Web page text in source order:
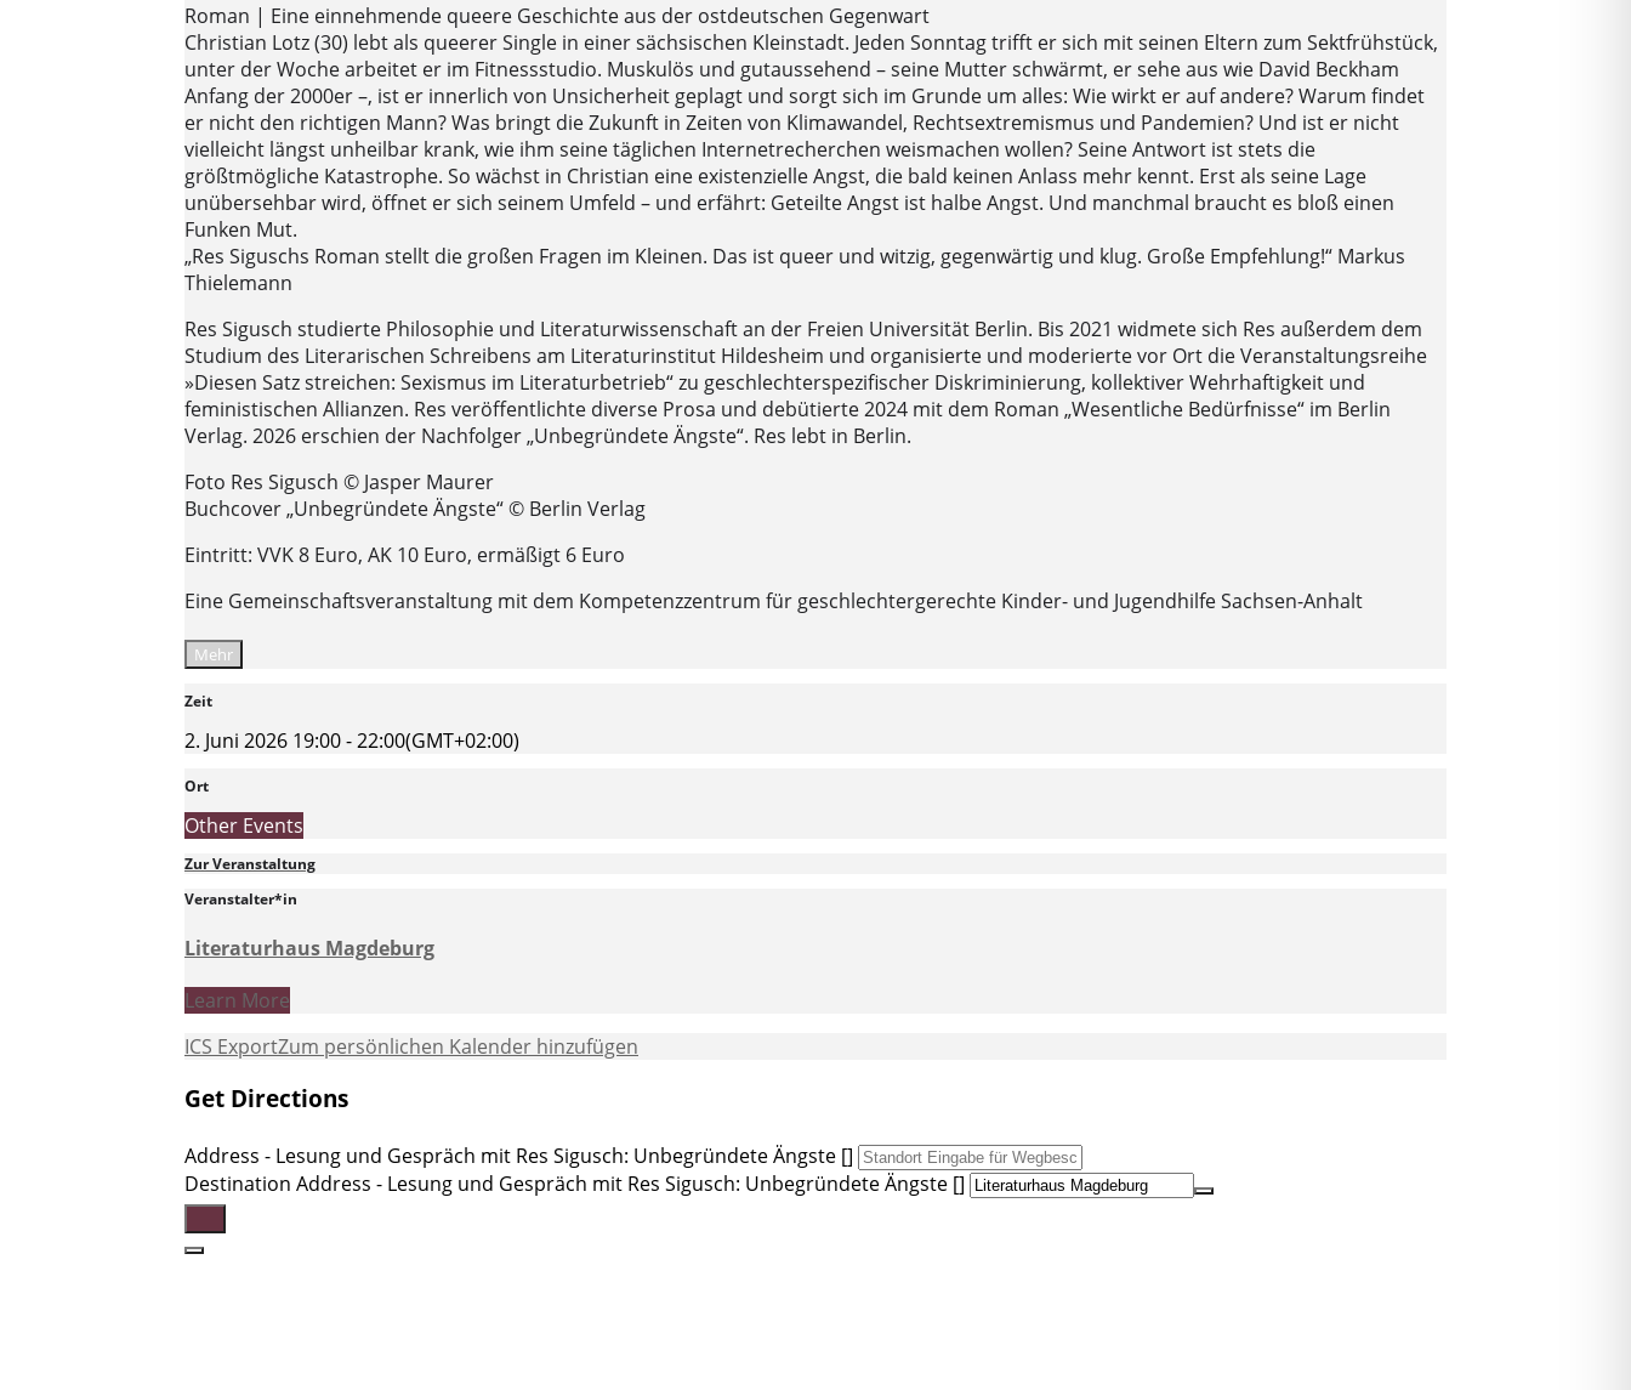
Roman | Eine einnehmende queere Geschichte aus der ostdeutschen Gegenwart
Christian Lotz (30) lebt als queerer Single in einer sächsischen Kleinstadt. Jeden Sonntag trifft er sich mit seinen Eltern zum Sektfrühstück,
unter der Woche arbeitet er im Fitnessstudio. Muskulös und gutaussehend – seine Mutter schwärmt, er sehe aus wie David Beckham
Anfang der 2000er –, ist er innerlich von Unsicherheit geplagt und sorgt sich im Grunde um alles: Wie wirkt er auf andere? Warum findet
er nicht den richtigen Mann? Was bringt die Zukunft in Zeiten von Klimawandel, Rechtsextremismus und Pandemien? Und ist er nicht
vielleicht längst unheilbar krank, wie ihm seine täglichen Internetrecherchen weismachen wollen? Seine Antwort ist stets die
größtmögliche Katastrophe. So wächst in Christian eine existenzielle Angst, die bald keinen Anlass mehr kennt. Erst als seine Lage
unübersehbar wird, öffnet er sich seinem Umfeld – und erfährt: Geteilte Angst ist halbe Angst. Und manchmal braucht es bloß einen
Funken Mut.
„Res Siguschs Roman stellt die großen Fragen im Kleinen. Das ist queer und witzig, gegenwärtig und klug. Große Empfehlung!“ Markus
Thielemann
Res Sigusch studierte Philosophie und Literaturwissenschaft an der Freien Universität Berlin. Bis 2021 widmete sich Res außerdem dem
Studium des Literarischen Schreibens am Literaturinstitut Hildesheim und organisierte und moderierte vor Ort die Veranstaltungsreihe
»Diesen Satz streichen: Sexismus im Literaturbetrieb“ zu geschlechterspezifischer Diskriminierung, kollektiver Wehrhaftigkeit und
feministischen Allianzen. Res veröffentlichte diverse Prosa und debütierte 2024 mit dem Roman „Wesentliche Bedürfnisse“ im Berlin
Verlag. 2026 erschien der Nachfolger „Unbegründete Ängste“. Res lebt in Berlin.
Foto Res Sigusch © Jasper Maurer
Buchcover „Unbegründete Ängste“ © Berlin Verlag
Eintritt: VVK 8 Euro, AK 10 Euro, ermäßigt 6 Euro
Eine Gemeinschaftsveranstaltung mit dem Kompetenzzentrum für geschlechtergerechte Kinder- und Jugendhilfe Sachsen-Anhalt
Mehr
Zeit
2. Juni 2026 19:00-22:00(GMT+02:00)
Ort
Other Events
Zur Veranstaltung
Veranstalter*in
Literaturhaus Magdeburg
Learn More
ICS ExportZum persönlichen Kalender hinzufügen
Get Directions
Address - Lesung und Gespräch mit Res Sigusch: Unbegründete Ängste []
Destination Address - Lesung und Gespräch mit Res Sigusch: Unbegründete Ängste []